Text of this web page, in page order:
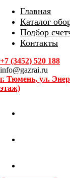
Главная
Каталог
Подбор
Контакты
+7 (3452) 520 188
info@gazrai.ru
г. Тюмень, ул.
этаж)